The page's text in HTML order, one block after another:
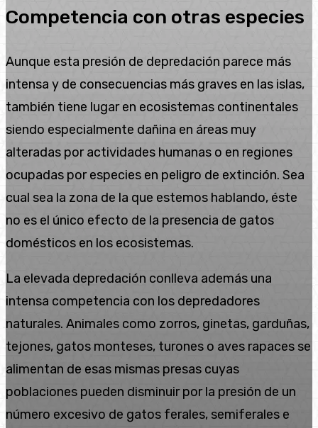
Competencia con otras especies
Aunque esta presión de depredación parece más
intensa y de consecuencias más graves en las islas,
también tiene lugar en ecosistemas continentales
siendo especialmente dañina en áreas muy
alteradas por actividades humanas o en regiones
ocupadas por especies en peligro de extinción. Sea
cual sea la zona de la que estemos hablando, éste
no es el único efecto de la presencia de gatos
domésticos en los ecosistemas.
La elevada depredación conlleva además una
intensa competencia con los depredadores
naturales. Animales como zorros, ginetas, garduñas,
tejones, gatos monteses, turones o aves rapaces se
alimentan de esas mismas presas cuyas
poblaciones pueden disminuir por la presión de un
número excesivo de gatos ferales, semiferales e